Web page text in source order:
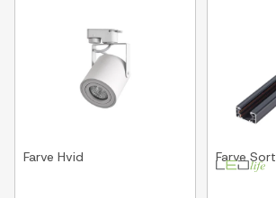
Farve Hvid FarveSort